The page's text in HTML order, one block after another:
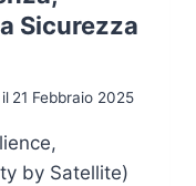
Sicurezza
21 Febbraio 2025
by Satellite)